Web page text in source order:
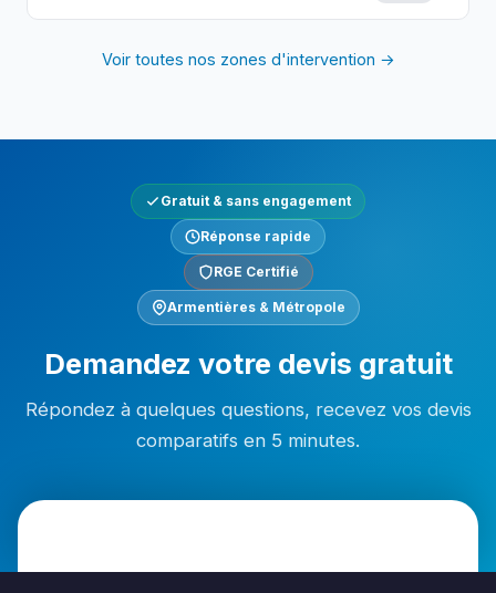
Voir toutes nos zones d'intervention →
Gratuit & sans engagement
Réponse rapide
RGE Certifié
Armentières & Métropole
Demandez votre devis gratuit
Répondez à quelques questions, recevez vos devis
comparatifs en 5 minutes.